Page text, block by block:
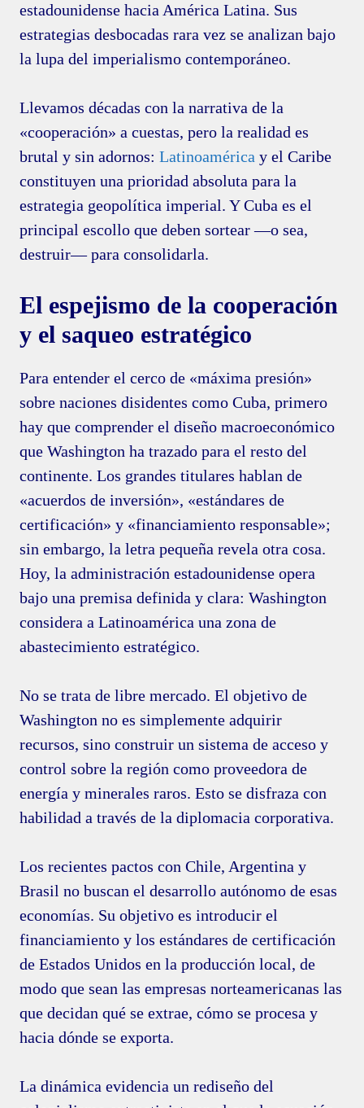
estadounidense hacia América Latina. Sus
estrategias desbocadas rara vez se analizan bajo
la lupa del imperialismo contemporáneo.
Llevamos décadas con la narrativa de la
«cooperación» a cuestas, pero la realidad es
brutal y sin adornos: Latinoamérica y el Caribe
constituyen una prioridad absoluta para la
estrategia geopolítica imperial. Y Cuba es el
principal escollo que deben sortear —o sea,
destruir— para consolidarla.
El espejismo de la cooperación
y el saqueo estratégico
Para entender el cerco de «máxima presión»
sobre naciones disidentes como Cuba, primero
hay que comprender el diseño macroeconómico
que Washington ha trazado para el resto del
continente. Los grandes titulares hablan de
«acuerdos de inversión», «estándares de
certificación» y «financiamiento responsable»;
sin embargo, la letra pequeña revela otra cosa.
Hoy, la administración estadounidense opera
bajo una premisa definida y clara: Washington
considera a Latinoamérica una zona de
abastecimiento estratégico.
No se trata de libre mercado. El objetivo de
Washington no es simplemente adquirir
recursos, sino construir un sistema de acceso y
control sobre la región como proveedora de
energía y minerales raros. Esto se disfraza con
habilidad a través de la diplomacia corporativa.
Los recientes pactos con Chile, Argentina y
Brasil no buscan el desarrollo autónomo de esas
economías. Su objetivo es introducir el
financiamiento y los estándares de certificación
de Estados Unidos en la producción local, de
modo que sean las empresas norteamericanas las
que decidan qué se extrae, cómo se procesa y
hacia dónde se exporta.
La dinámica evidencia un rediseño del